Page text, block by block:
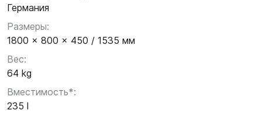
Германия
Размеры:
1800 x 800 x 450 / 1535 мм
Вес:
64 kg
Вместимость*:
235 l